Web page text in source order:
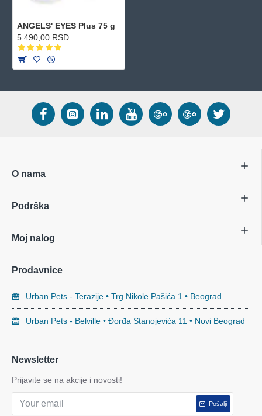
ANGELS' EYES Plus 75 g
5.490,00 RSD
O nama
Podrška
Moj nalog
Prodavnice
Urban Pets - Terazije • Trg Nikole Pašića 1 • Beograd
Urban Pets - Belville • Đorđa Stanojevića 11 • Novi Beograd
Newsletter
Prijavite se na akcije i novosti!
Pošalji